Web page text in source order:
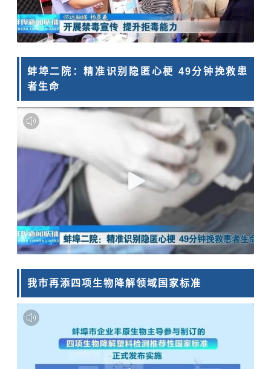
蚌埠二院：精准识别隐匿心梗 49分钟挽救患
者生命
我市再添四项生物降解领域国家标准